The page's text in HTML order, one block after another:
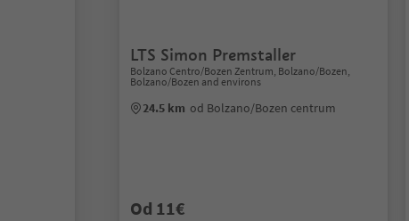
LTS Simon Premstaller
Bolzano Centro/Bozen Zentrum, Bolzano/Bozen,
Bolzano/Bozen and environs
24.5 km od Bolzano/Bozen centrum
Od 11€